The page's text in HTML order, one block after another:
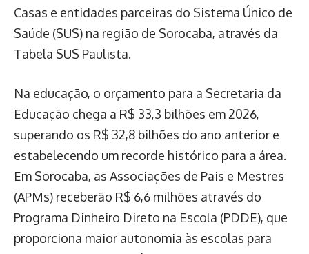
Casas e entidades parceiras do Sistema Único de
Saúde (SUS) na região de Sorocaba, através da
Tabela SUS Paulista.
Na educação, o orçamento para a Secretaria da
Educação chega a R$ 33,3 bilhões em 2026,
superando os R$ 32,8 bilhões do ano anterior e
estabelecendo um recorde histórico para a área.
Em Sorocaba, as Associações de Pais e Mestres
(APMs) receberão R$ 6,6 milhões através do
Programa Dinheiro Direto na Escola (PDDE), que
proporciona maior autonomia às escolas para